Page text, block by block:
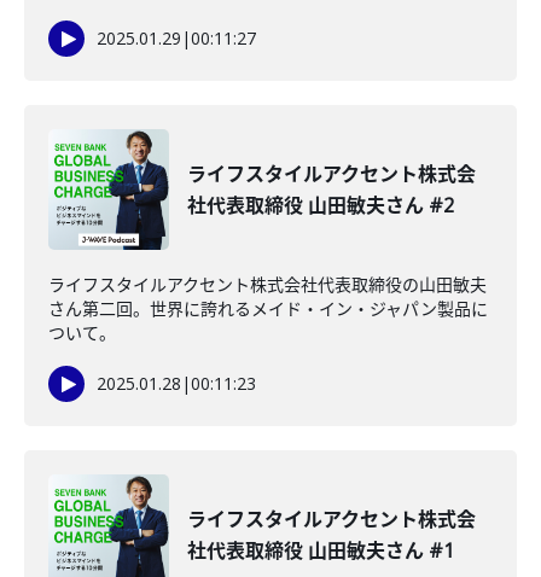
2025.01.29 |00:11:27
ライフスタイルアクセント株式会
社代表取締役 山田敏夫さん #2
ライフスタイルアクセント株式会社代表取締役の山田敏夫
さん第二回。世界に誇れるメイド・イン・ジャパン製品に
ついて。
2025.01.28 |00:11:23
ライフスタイルアクセント株式会
社代表取締役 山田敏夫さん #1